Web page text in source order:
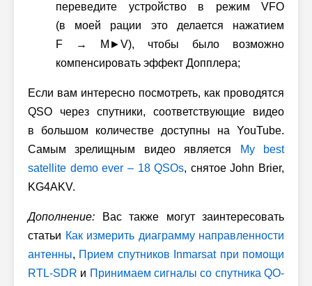
переведите устройство в режим VFO
(в моей рации это делается нажатием
F → M►V), чтобы было возможно
компенсировать эффект Допплера;
Если вам интересно посмотреть, как проводятся
QSO через спутники, соответствующие видео
в большом количестве доступны на YouTube.
Самым зрелищным видео является
My best
satellite demo ever – 18 QSOs, снятое John Brier,
KG4AKV.
Дополнение: Вас также могут заинтересовать
статьи Как измерить диаграмму направленности
антенны, Прием спутников Inmarsat при помощи
RTL-SDR и Принимаем сигналы со спутника QO-